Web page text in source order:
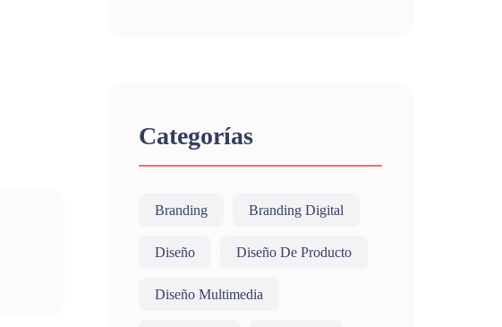
Categorías
Branding Branding Digital
Diseño Diseño De Producto
Diseño Multimedia